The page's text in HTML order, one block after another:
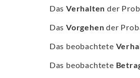
Das Verhalten der
Das Vorgehen der
Das beobachtete
Das beobachtete